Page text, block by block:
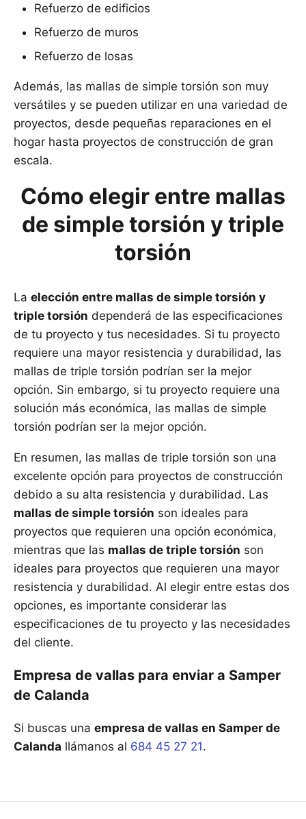
Refuerzo de edificios
Refuerzo de muros
Refuerzo de losas
Además, las mallas de simple torsión son muy
versátiles y se pueden utilizar en una variedad de
proyectos, desde pequeñas reparaciones en el
hogar hasta proyectos de construcción de gran
escala.
Cómo elegir entre mallas
de simple torsión y triple
torsión
La elección entre mallas de simple torsión y
triple torsión dependerá de las especificaciones
de tu proyecto y tus necesidades. Si tu proyecto
requiere una mayor resistencia y durabilidad, las
mallas de triple torsión podrían ser la mejor
opción. Sin embargo, si tu proyecto requiere una
solución más económica, las mallas de simple
torsión podrían ser la mejor opción.
En resumen, las mallas de triple torsión son una
excelente opción para proyectos de construcción
debido a su alta resistencia y durabilidad. Las
mallas de simple torsión son ideales para
proyectos que requieren una opción económica,
mientras que las mallas de triple torsión son
ideales para proyectos que requieren una mayor
resistencia y durabilidad. Al elegir entre estas dos
opciones, es importante considerar las
especificaciones de tu proyecto y las necesidades
del cliente.
Empresa de vallas para enviar a Samper
de Calanda
Si buscas una empresa de vallas en Samper de
Calanda llámanos al 684 45 27 21.